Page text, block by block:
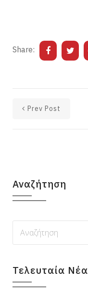
Share:
Prev Post
Αναζήτηση
Τελευταία Νέα